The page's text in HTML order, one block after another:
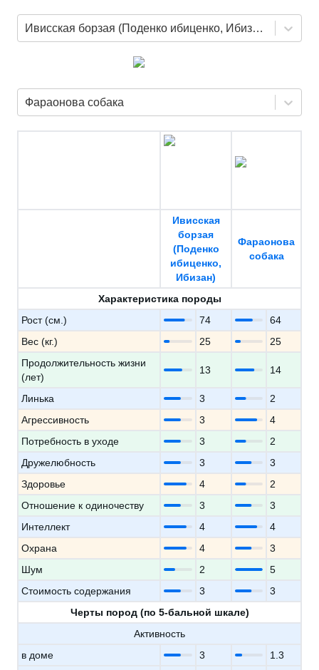
Ивисская борзая (Поденко ибиценко, Ибизан)
Фараонова собака
Ивисская
борзая
(Поденко
ибиценко,
Ибизан)
Фараонова
собака
Характеристика породы
Рост (см.)
74
64
Вес (кг.)
25
25
Продолжительность жизни
(лет)
13 14
Линька 3
2
Агрессивность
3
4
Потребность в уходе
3
2
Дружелюбность
3
3
Здоровье
4
2
Отношение к одиночеству
3
3
Интеллект
4
4
Охрана
4
3
Шум
2
5
Стоимость содержания
3
3
Черты пород (по 5-бальной шкале)
Активность
в доме
3
1.3